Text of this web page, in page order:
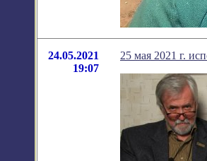
24.05.2021
19:07
25 мая 2021 г.